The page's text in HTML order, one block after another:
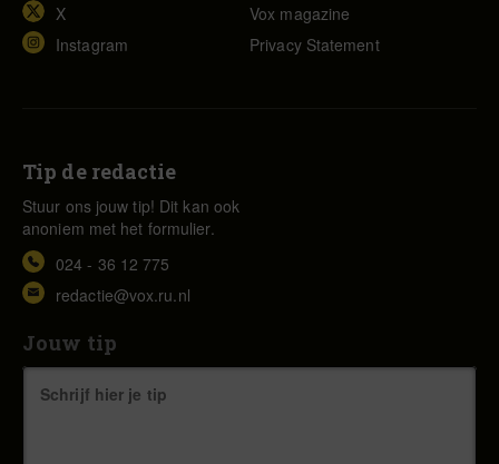
X
Instagram
Vox magazine
Privacy Statement
Tip de redactie
Stuur ons jouw tip! Dit kan ook
anoniem met het formulier.
024 - 36 12 775
redactie@vox.ru.nl
Jouw tip